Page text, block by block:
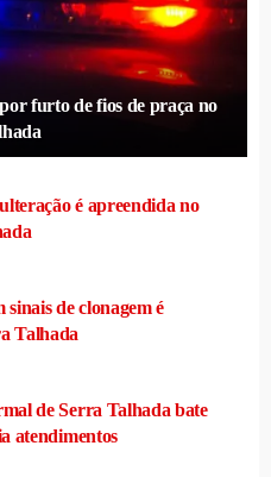
furto de fios de praça no
é apreendida no
de clonagem é
Talhada
de Serra Talhada bate
atendimentos